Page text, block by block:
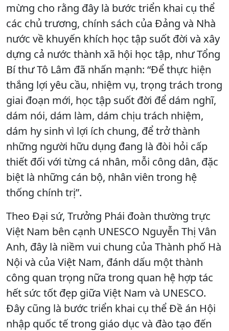
mừng cho rằng đây là bước triển khai cụ thể
các chủ trương, chính sách của Đảng và Nhà
nước về khuyến khích học tập suốt đời và xây
dựng cả nước thành xã hội học tập, như Tổng
Bí thư Tô Lâm đã nhấn mạnh: “Để thực hiện
thắng lợi yêu cầu, nhiệm vụ, trọng trách trong
giai đoạn mới, học tập suốt đời để dám nghĩ,
dám nói, dám làm, dám chịu trách nhiệm,
dám hy sinh vì lợi ích chung, để trở thành
những người hữu dụng đang là đòi hỏi cấp
thiết đối với từng cá nhân, mỗi công dân, đặc
biệt là những cán bộ, nhân viên trong hệ
thống chính trị”.
Theo Đại sứ, Trưởng Phái đoàn thường trực
Việt Nam bên cạnh UNESCO Nguyễn Thị Vân
Anh, đây là niềm vui chung của Thành phố Hà
Nội và của Việt Nam, đánh dấu một thành
công quan trọng nữa trong quan hệ hợp tác
hết sức tốt đẹp giữa Việt Nam và UNESCO.
Đây cũng là bước triển khai cụ thể Đề án Hội
nhập quốc tế trong giáo dục và đào tạo đến